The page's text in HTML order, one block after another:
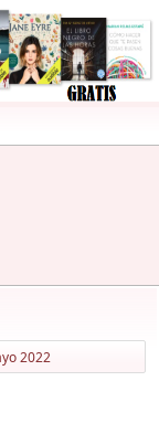
2022